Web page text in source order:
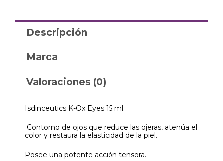
Descripción
Marca
Valoraciones (0)
Isdinceutics K-Ox Eyes 15 ml.
Contorno de ojos que reduce las ojeras, atenúa el
color y restaura la elasticidad de la piel.
Posee una potente acción tensora.